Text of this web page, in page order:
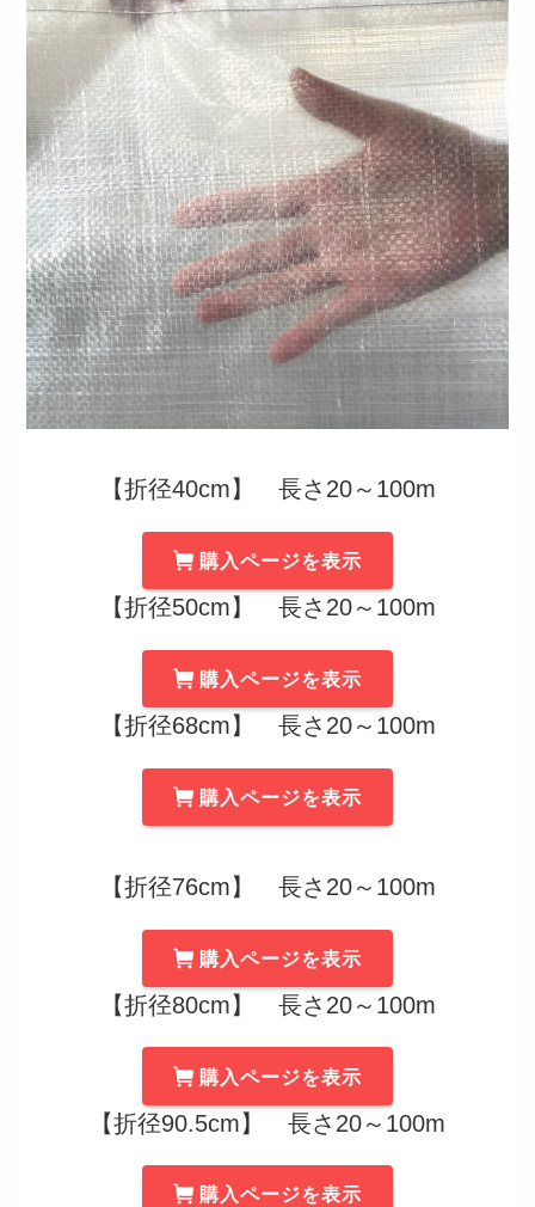
【折径40cm】 長さ20～100m
購入ページを表示
【折径50cm】 長さ20～100m
購入ページを表示
【折径68cm】 長さ20～100m
購入ページを表示
【折径76cm】 長さ20～100m
購入ページを表示
【折径80cm】 長さ20～100m
購入ページを表示
【折径90.5cm】 長さ20～100m
購入ページを表示